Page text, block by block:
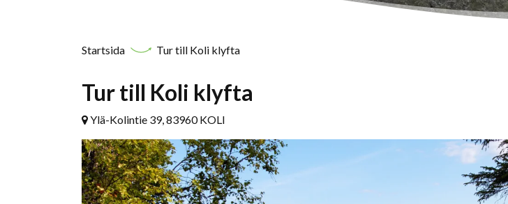
Startsida Tur till Koli klyfta
Tur till Koli klyfta
Ylä-Kolintie 39, 83960 KOLI